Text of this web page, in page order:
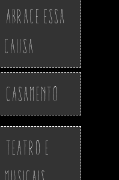
Abrace essa
Causa
Casamento
Teatro e